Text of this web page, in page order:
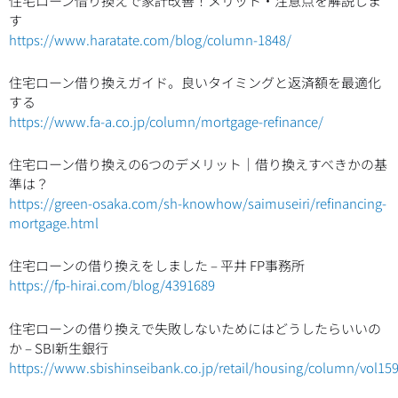
す
https://www.haratate.com/blog/column-1848/
住宅ローン借り換えガイド。良いタイミングと返済額を最適化
する
https://www.fa-a.co.jp/column/mortgage-refinance/
住宅ローン借り換えの6つのデメリット｜借り換えすべきかの基
準は？
https://green-osaka.com/sh-knowhow/saimuseiri/refinancing-
mortgage.html
住宅ローンの借り換えをしました – 平井 FP事務所
https://fp-hirai.com/blog/4391689
住宅ローンの借り換えで失敗しないためにはどうしたらいいの
か – SBI新生銀行
https://www.sbishinseibank.co.jp/retail/housing/column/